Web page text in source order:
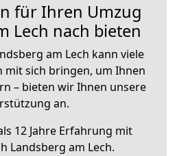
für Ihren Umzug
Lech nach bieten
am Lech kann viele
sich bringen, um Ihnen
– bieten wir Ihnen unsere
an.
12 Jahre Erfahrung mit
Landsberg am Lech.